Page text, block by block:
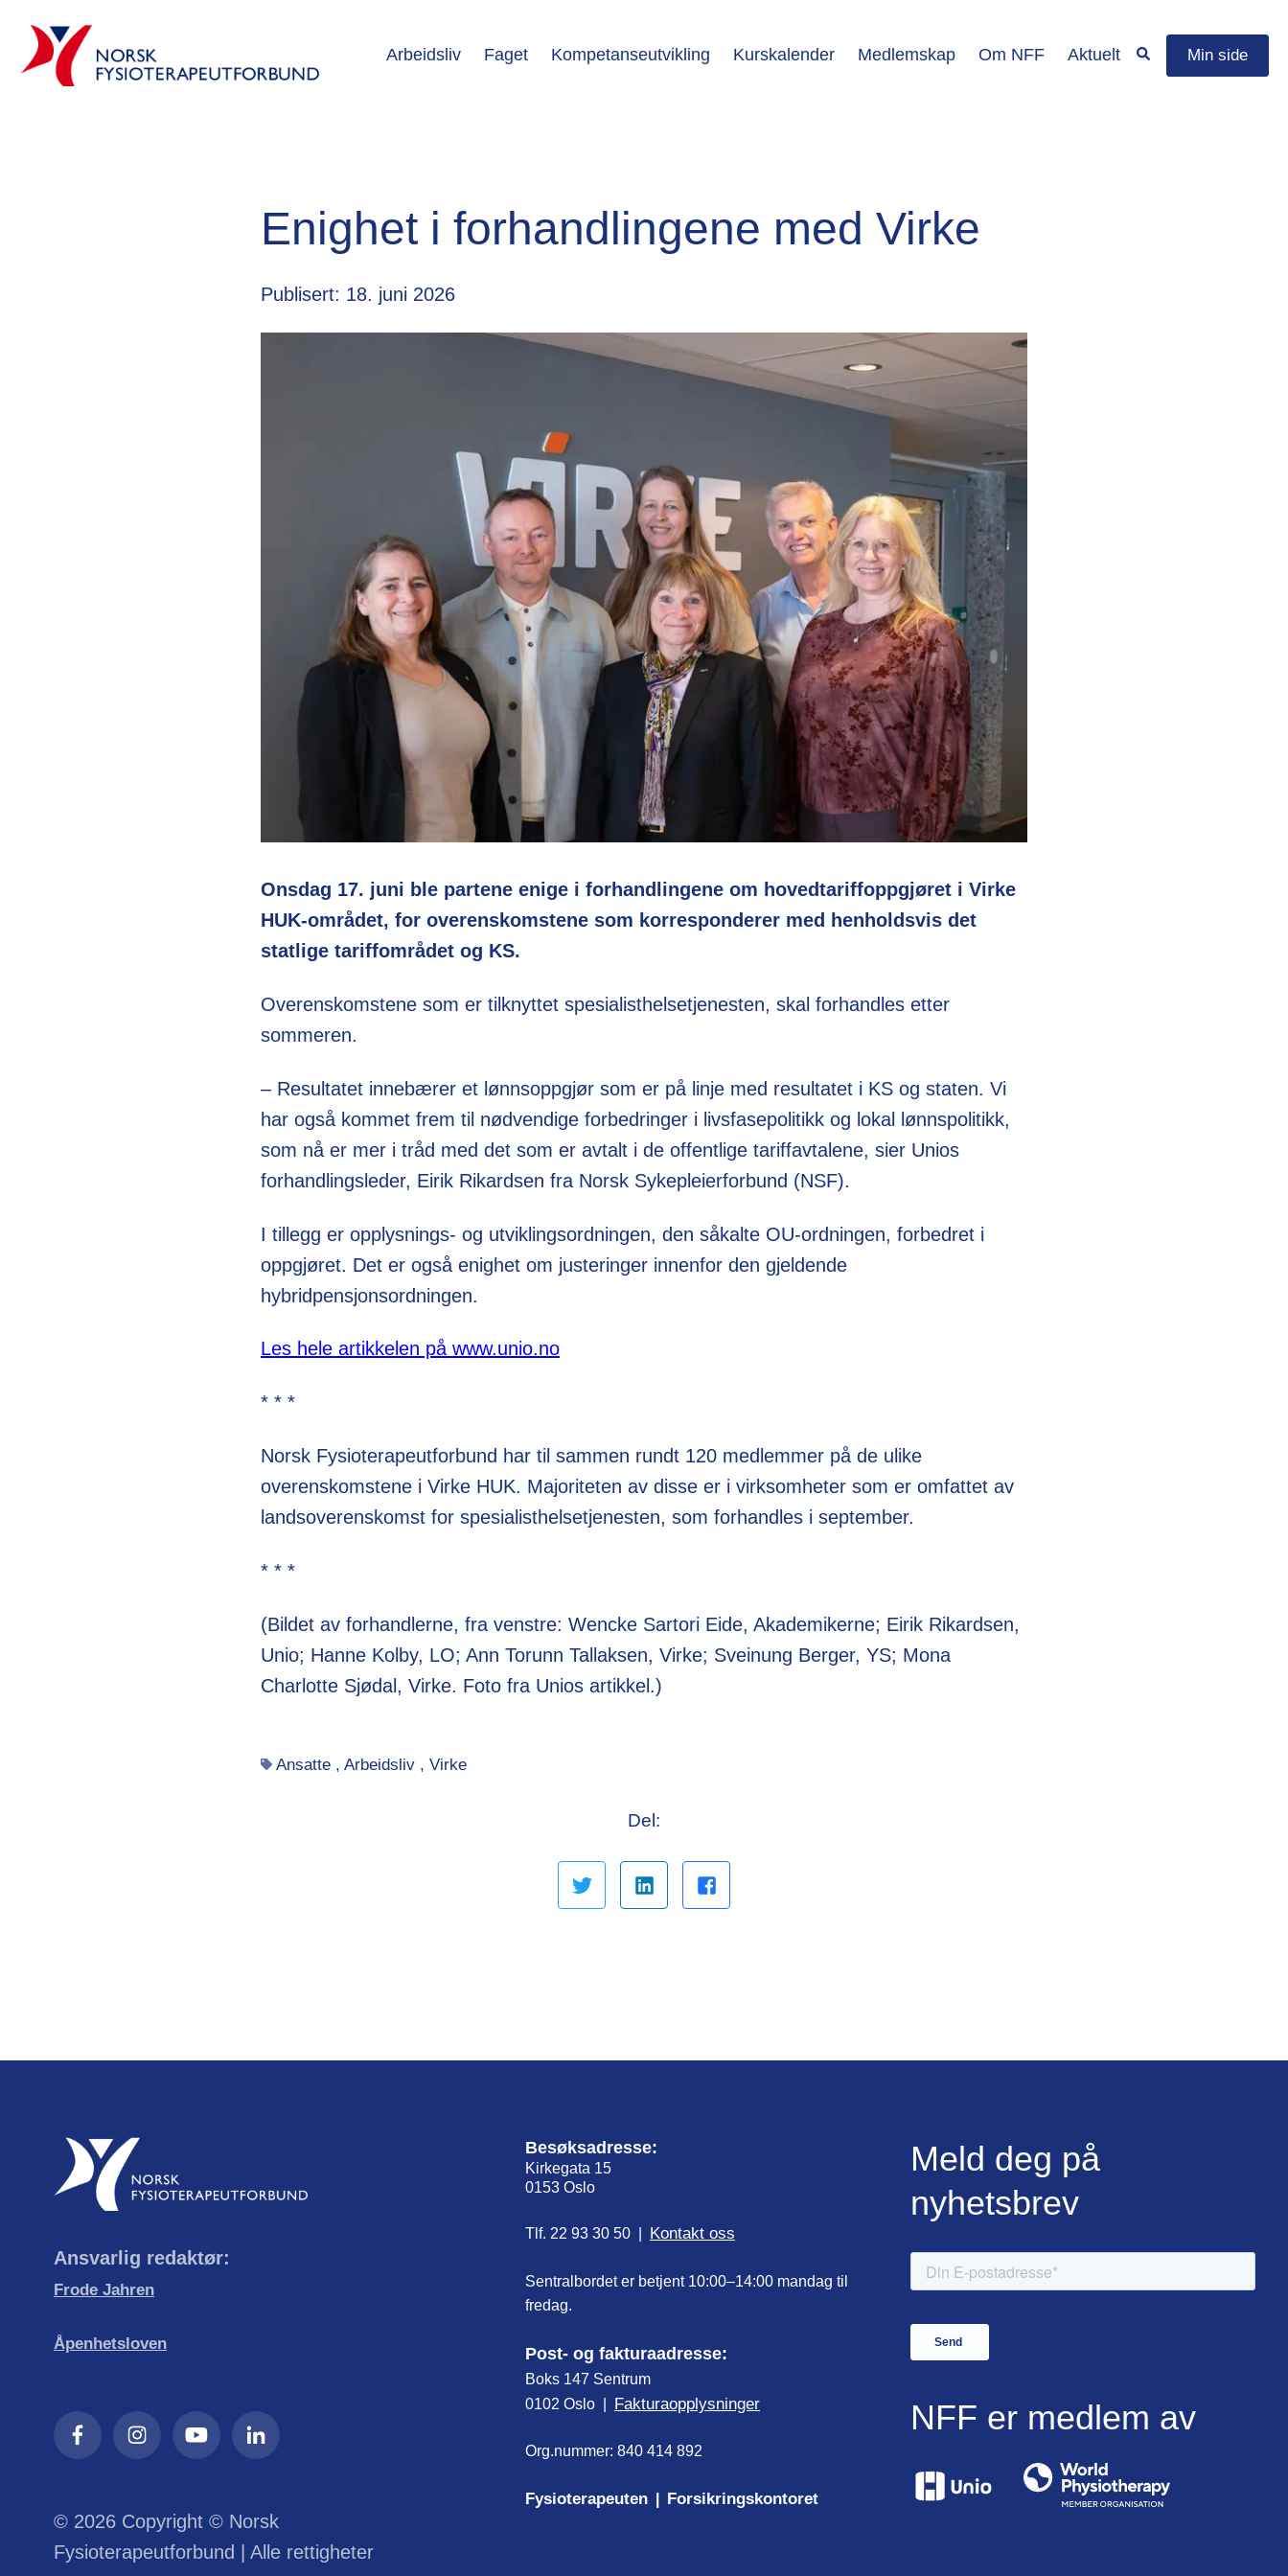
Arbeidsliv Faget Kompetanseutvikling Kurskalender Medlemskap Om NFF Aktuelt Min side
Enighet i forhandlingene med Virke
Publisert: 18. juni 2026
Onsdag 17. juni ble partene enige i forhandlingene om hovedtariffoppgjøret i Virke
HUK-området, for overenskomstene som korresponderer med henholdsvis det
statlige tariffområdet og KS.
Overenskomstene som er tilknyttet spesialisthelsetjenesten, skal forhandles etter
sommeren.
– Resultatet innebærer et lønnsoppgjør som er på linje med resultatet i KS og staten. Vi
har også kommet frem til nødvendige forbedringer i livsfasepolitikk og lokal lønnspolitikk,
som nå er mer i tråd med det som er avtalt i de offentlige tariffavtalene, sier Unios
forhandlingsleder, Eirik Rikardsen fra Norsk Sykepleierforbund (NSF).
I tillegg er opplysnings- og utviklingsordningen, den såkalte OU-ordningen, forbedret i
oppgjøret. Det er også enighet om justeringer innenfor den gjeldende
hybridpensjonsordningen.
Les hele artikkelen på www.unio.no
* * *
Norsk Fysioterapeutforbund har til sammen rundt 120 medlemmer på de ulike
overenskomstene i Virke HUK. Majoriteten av disse er i virksomheter som er omfattet av
landsoverenskomst for spesialisthelsetjenesten, som forhandles i september.
* * *
(Bildet av forhandlerne, fra venstre: Wencke Sartori Eide, Akademikerne; Eirik Rikardsen,
Unio; Hanne Kolby, LO; Ann Torunn Tallaksen, Virke; Sveinung Berger, YS; Mona
Charlotte Sjødal, Virke. Foto fra Unios artikkel.)
Ansatte , Arbeidsliv , Virke
Del:
Ansvarlig redaktør:
Frode Jahren
Åpenhetsloven
© 2026 Copyright © Norsk
Fysioterapeutforbund | Alle rettigheter
Besøksadresse:
Kirkegata 15
0153 Oslo
Tlf. 22 93 30 50 | Kontakt oss
Sentralbordet er betjent 10:00–14:00 mandag til
fredag.
Post- og fakturaadresse:
Boks 147 Sentrum
0102 Oslo | Fakturaopplysninger
Org.nummer: 840 414 892
Fysioterapeuten Forsikringskontoret
Meld deg på
nyhetsbrev
NFF er medlem av